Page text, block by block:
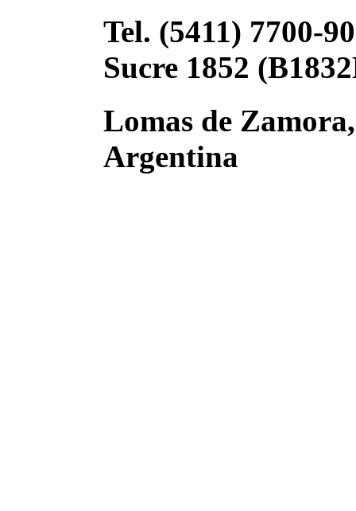
Tel. (5411) 7700-
Sucre 1852
Lomas de
Argentina